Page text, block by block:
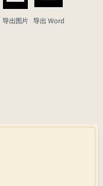
导出图片 导出 Word